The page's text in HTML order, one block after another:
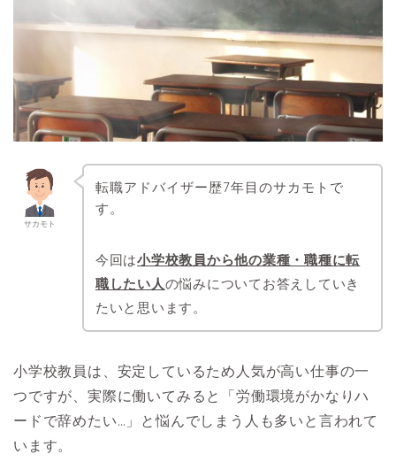
サカモト
転職アドバイザー歴7年目のサカモトで
す。
今回は小学校教員から他の業種・職種に転
職したい人の悩みについてお答えしていき
たいと思います。
小学校教員は、安定しているため人気が高い仕事の一
つですが、実際に働いてみると「労働環境がかなりハ
ードで辞めたい…」と悩んでしまう人も多いと言われて
います。